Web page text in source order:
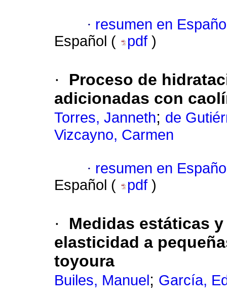
· resumen en
Español (
pdf )
·
Proceso de
adicionadas con
Torres, Janneth; de
Vizcayno, Carmen
· resumen en
Español (
pdf )
·
Medidas estáticas
elasticidad a
toyoura
Builes, Manuel ; García,